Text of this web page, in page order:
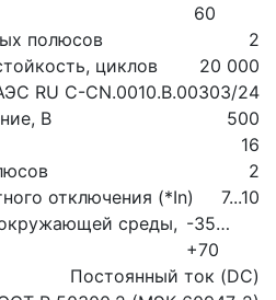
60
полюсов
2
циклов
20 000
RU С-CN.0010.В.00303/24
В
500
16
2
отключения (*In)
7...10
среды, -35…
+70
Постоянный ток (DC)